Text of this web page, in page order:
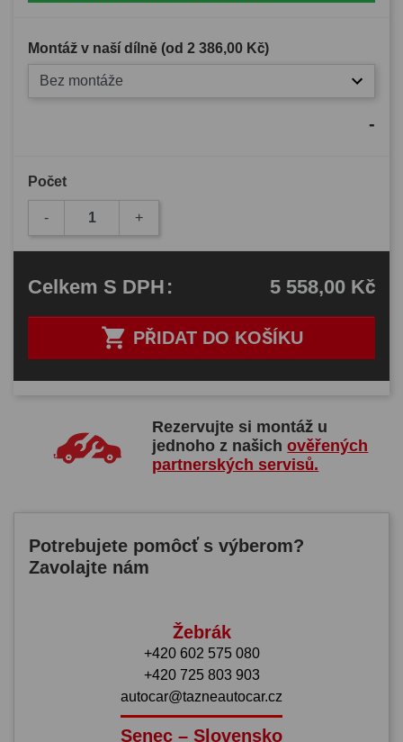
Montáž v naší dílně (od 2 386,00 Kč)
Bez montáže
-
Počet
- +
 PŘIDAT DO KOŠÍKU
Celkem S DPH: 5 558,00 Kč
Rezervujte si montáž u
jednoho z našichověřených
partnerských servisů.
Potrebujete pomôcť s výberom?
Zavolajte nám
Žebrák
+420 602 575 080
+420 725 803 903
autocar@tazneautocar.cz
Senec – Slovensko